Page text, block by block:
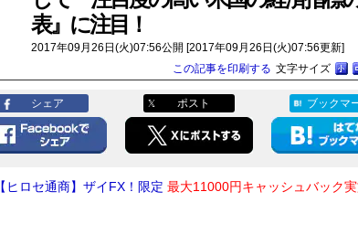
表』に注目！
2017年09月26日(火)07:56公開 [2017年09月26日(火)07:56更新]
文字サイズ
この記事を印刷する
シェア ポスト ブックマ
【ヒロセ通商】ザイFX！限定 最大11000円キャッシュバック実